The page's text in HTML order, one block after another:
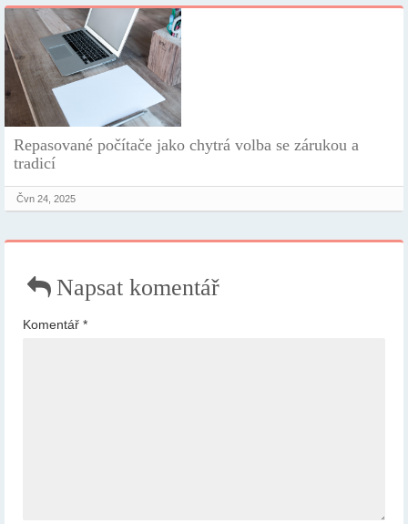
Repasované počítače jako chytrá volba se zárukou a
tradicí
Čvn 24, 2025
Napsat komentář
Komentář *